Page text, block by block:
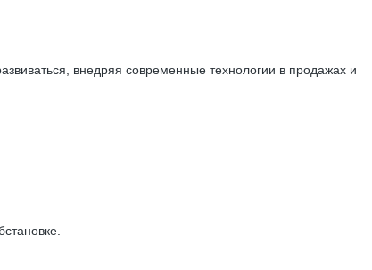
внедряя современные технологии в продажах и